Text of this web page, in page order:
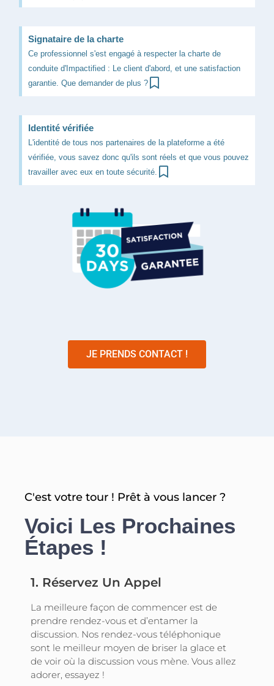
Signataire de la charte
Ce professionnel s'est engagé à respecter la charte de
conduite d'Impactified : Le client d'abord, et une satisfaction
garantie. Que demander de plus ?
Identité vérifiée
L'identité de tous nos partenaires de la plateforme a été
vérifiée, vous savez donc qu'ils sont réels et que vous pouvez
travailler avec eux en toute sécurité.
JE PRENDS CONTACT !
C'est votre tour ! Prêt à vous lancer ?
Voici Les Prochaines
Étapes !
1. Réservez Un Appel
La meilleure façon de commencer est de
prendre rendez-vous et d’entamer la
discussion. Nos rendez-vous téléphonique
sont le meilleur moyen de briser la glace et
de voir où la discussion vous mène. Vous allez
adorer, essayez !